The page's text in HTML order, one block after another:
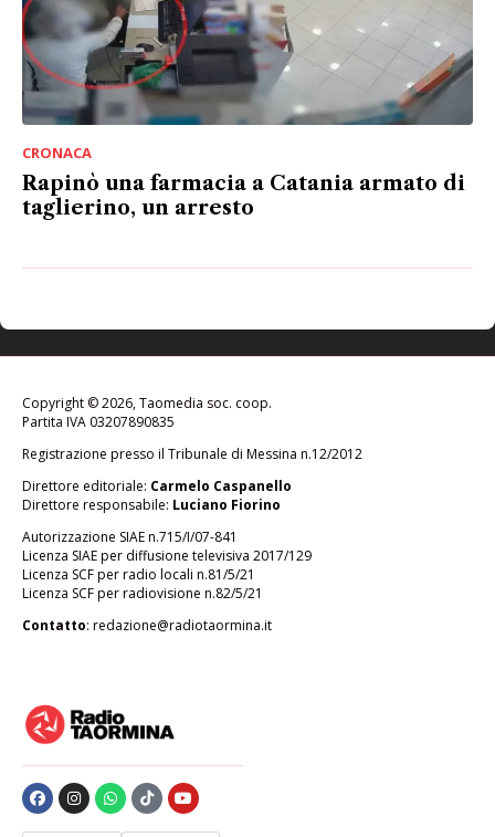
CRONACA
Rapinò una farmacia a Catania armato di
taglierino, un arresto
Copyright © 2026, Taomedia soc. coop.
Partita IVA 03207890835
Registrazione presso il Tribunale di Messina n.12/2012
Direttore editoriale: Carmelo Caspanello
Direttore responsabile: Luciano Fiorino
Autorizzazione SIAE n.715/I/07-841
Licenza SIAE per diffusione televisiva 2017/129
Licenza SCF per radio locali n.81/5/21
Licenza SCF per radiovisione n.82/5/21
Contatto: redazione@radiotaormina.it